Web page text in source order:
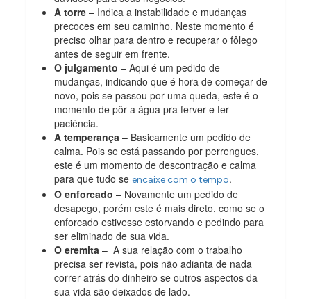
A torre – Indica a instabilidade e mudanças
precoces em seu caminho. Neste momento é
preciso olhar para dentro e recuperar o fôlego
antes de seguir em frente.
O julgamento – Aqui é um pedido de
mudanças, indicando que é hora de começar de
novo, pois se passou por uma queda, este é o
momento de pôr a água pra ferver e ter
paciência.
A temperança – Basicamente um pedido de
calma. Pois se está passando por perrengues,
este é um momento de descontração e calma
para que tudo seencaixe com o tempo.
O enforcado – Novamente um pedido de
desapego, porém este é mais direto, como se o
enforcado estivesse estorvando e pedindo para
ser eliminado de sua vida.
O eremita – A sua relação com o trabalho
precisa ser revista, pois não adianta de nada
correr atrás do dinheiro se outros aspectos da
sua vida são deixados de lado.